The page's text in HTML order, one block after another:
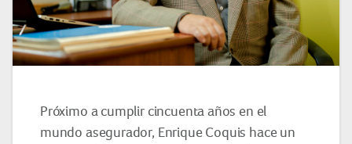
Próximo a cumplir cincuenta años en el
mundo asegurador, Enrique Coquis hace un